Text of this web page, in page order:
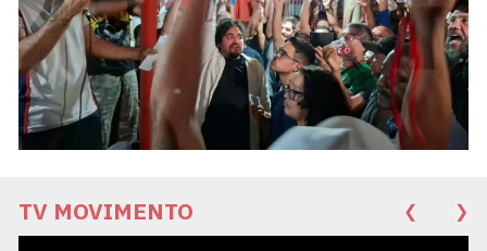
TV MOVIMENTO ❮ ❯